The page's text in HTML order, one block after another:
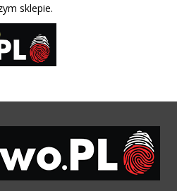
sklepie.